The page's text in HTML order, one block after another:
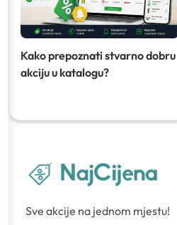
Kako prepoznati stvarno dobru
akciju u katalogu?
Sve akcije na jednom mjestu!